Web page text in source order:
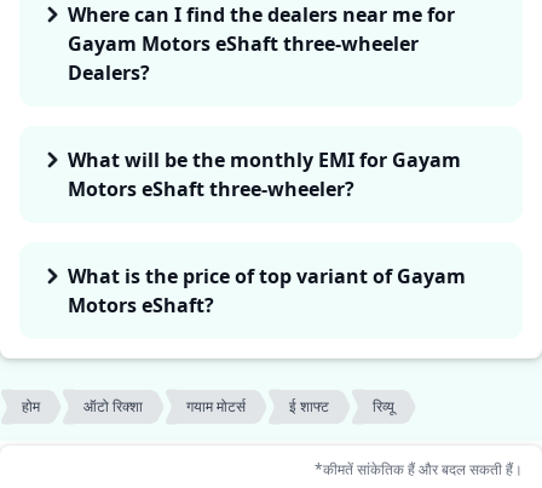
Where can I find the dealers near me for
Gayam Motors eShaft three-wheeler
Dealers?
What will be the monthly EMI for Gayam
Motors eShaft three-wheeler?
What is the price of top variant of Gayam
Motors eShaft?
होम ऑटो रिक्शा गयाम मोटर्स ई शाफ्ट रिव्यू
*कीमतें सांकेतिक हैं और बदल सकती हैं।